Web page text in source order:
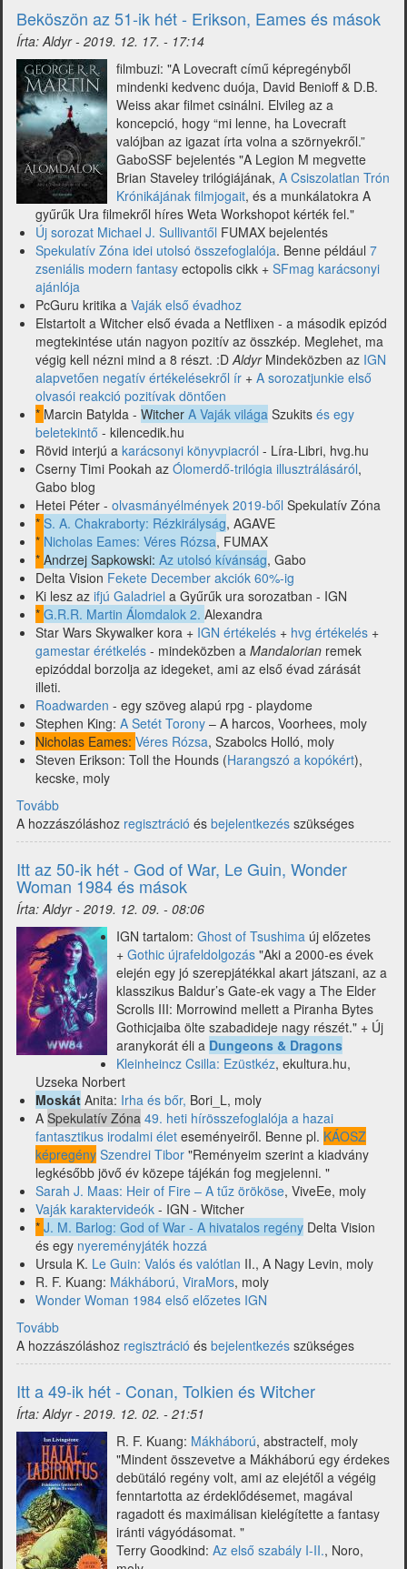
tudni
érdemes
a
Witcher
Vaják
sorozatról
és
a
világról)
Beköszön az 51-ik hét - Erikson, Eames és mások
Írta:Aldyr- 2019. 12. 17. - 17:14
filmbuzi: "A Lovecraft című képregényből
mindenki kedvenc duója, David Benioff & D.B.
Weiss akar filmet csinálni. Elvileg az a
koncepció, hogy “mi lenne, ha Lovecraft
valójban az igazat írta volna a szörnyekről.”
GaboSSF bejelentés "A Legion M megvette
Brian Staveley trilógiájának, A Csiszolatlan Trón
Krónikájának filmjogait, és a munkálatokra A
gyűrűk Ura filmekről híres Weta Workshopot kérték fel."
Új sorozat Michael J. Sullivantől FUMAX bejelentés
Spekulatív Zóna idei utolsó összefoglalója. Benne például 7
zseniális modern fantasy ectopolis cikk + SFmag karácsonyi
ajánlója
PcGuru kritika a Vaják első évadhoz
Elstartolt a Witcher első évada a Netflixen - a második epizód
megtekintése után nagyon pozitív az összkép. Meglehet, ma
végig kell nézni mind a 8 részt. :DAldyr Mindeközben az IGN
alapvetően negatív értékelésekről ír + A sorozatjunkie első
olvasói reakció pozitívak döntően
* Marcin Batylda - Witcher A Vaják világa Szukits és egy
beletekintő - kilencedik.hu
Rövid interjú a karácsonyi könyvpiacról - Líra-Libri, hvg.hu
Cserny Timi Pookah az Ólomerdő-trilógia illusztrálásáról,
Gabo blog
Hetei Péter - olvasmányélmények 2019-ből Spekulatív Zóna
* S. A. Chakraborty: Rézkirályság, AGAVE
* Nicholas Eames: Véres Rózsa, FUMAX
* Andrzej Sapkowski: Az utolsó kívánság, Gabo
Delta Vision Fekete December akciók 60%-ig
Ki lesz az ifjú Galadriel a Gyűrűk ura sorozatban - IGN
* G.R.R. Martin Álomdalok 2. Alexandra
Star Wars Skywalker kora + IGN értékelés + hvg értékelés +
gamestar érétkelés - mindeközben a Mandalorian remek
epizóddal borzolja az idegeket, ami az első évad zárását
illeti.
Roadwarden - egy szöveg alapú rpg - playdome
Stephen King: A Setét Torony – A harcos, Voorhees, moly
Nicholas Eames: Véres Rózsa, Szabolcs Holló, moly
Steven Erikson: Toll the Hounds (Harangszó a kopókért),
kecske, moly
Tovább
az
51-
ik
hét
-
Erikson,
Eames
és
mások)
A hozzászóláshoz regisztráció és bejelentkezés szükséges
Itt az 50-ik hét - God of War, Le Guin, Wonder
Woman 1984 és mások
Írta:Aldyr- 2019. 12. 09. - 08:06
IGN tartalom: Ghost of Tsushima új előzetes
+ Gothic újrafeldolgozás "Aki a 2000-es évek
elején egy jó szerepjátékkal akart játszani, az a
klasszikus Baldur’s Gate-ek vagy a The Elder
Scrolls III: Morrowind mellett a Piranha Bytes
Gothicjaiba ölte szabadideje nagy részét." + Új
aranykorát éli a Dungeons & Dragons
Kleinheincz Csilla: Ezüstkéz, ekultura.hu,
Uzseka Norbert
Moskát Anita: Irha és bőr, Bori_L, moly
A Spekulatív Zóna 49. heti hírösszefoglalója a hazai
fantasztikus irodalmi élet eseményeiről. Benne pl. KÁOSZ
képregény Szendrei Tibor "Reményeim szerint a kiadvány
legkésőbb jövő év közepe tájékán fog megjelenni. "
Sarah J. Maas: Heir of Fire – A tűz örököse, ViveEe, moly
Vaják karaktervideók - IGN - Witcher
* J. M. Barlog: God of War - A hivatalos regény Delta Vision
és egy nyereményjáték hozzá
Ursula K. Le Guin: Valós és valótlan II., A Nagy Levin, moly
R. F. Kuang: Mákháború, ViraMors, moly
Wonder Woman 1984 első előzetes IGN
Tovább
az
50-
ik
hét
-
God
of
War,
Le
Guin,
Wonder
Woman
1984
A hozzászóláshoz regisztráció és bejelentkezés szükséges
Itt a 49-ik hét - Conan, Tolkien és Witcher
Írta:Aldyr- 2019. 12. 02. - 21:51
R. F. Kuang: Mákháború, abstractelf, moly
"Mindent összevetve a Mákháború egy érdekes
debütáló regény volt, ami az elejétől a végéig
fenntartotta az érdeklődésemet, magával
ragadott és maximálisan kielégítette a fantasy
iránti vágyódásomat. "
Terry Goodkind: Az első szabály I-II., Noro,